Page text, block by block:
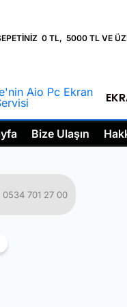
0 TL, 5000 TL VE
Bize Ulaşın
0534 701 27 00